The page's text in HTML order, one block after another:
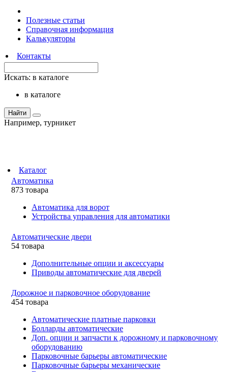
Полезные статьи
Справочная информация
Калькуляторы
Контакты
Искать: в каталоге
в каталоге
Найти
Например, турникет
Каталог
Автоматика
873 товара
Автоматика для ворот
Устройства управления для автоматики
Автоматические двери
54 товара
Дополнительные опции и аксессуары
Приводы автоматические для дверей
Дорожное и парковочное оборудование
454 товара
Автоматические платные парковки
Болларды автоматические
Доп. опции и запчасти к дорожному и парковочному
оборудованию
Парковочные барьеры автоматические
Парковочные барьеры механические